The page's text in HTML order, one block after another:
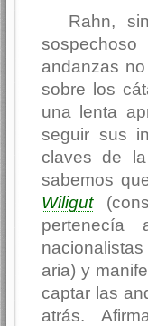
Rahn,
andanzas
sobre los
una lenta
seguir sus
claves de
sabemos
Wiligut
pertenecía
aria) y
captar las
atrás.